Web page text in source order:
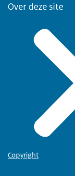
Over deze site
Copyright